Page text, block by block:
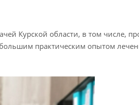
Курской области, в том числе,
практическим опытом